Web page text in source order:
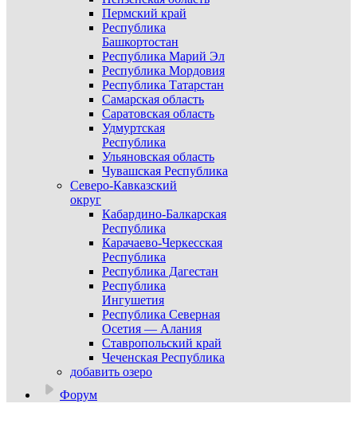
Пермский край
Республика
Башкортостан
Республика Марий Эл
Республика Мордовия
Республика Татарстан
Самарская область
Саратовская область
Удмуртская
Республика
Ульяновская область
Чувашская Республика
Северо-Кавказский
округ
Кабардино-Балкарская
Республика
Карачаево-Черкесская
Республика
Республика Дагестан
Республика
Ингушетия
Республика Северная
Осетия — Алания
Ставропольский край
Чеченская Республика
добавить озеро
Форум